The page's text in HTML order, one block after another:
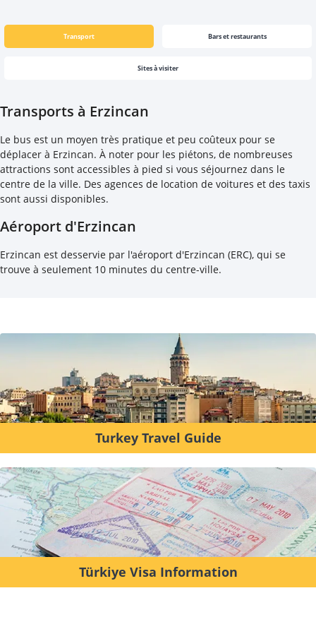
Transport Bars et restaurants
Sites à visiter
Transports à Erzincan
Le bus est un moyen très pratique et peu coûteux pour se
déplacer à Erzincan. À noter pour les piétons, de nombreuses
attractions sont accessibles à pied si vous séjournez dans le
centre de la ville. Des agences de location de voitures et des taxis
sont aussi disponibles.
Aéroport d'Erzincan
Erzincan est desservie par l'aéroport d'Erzincan (ERC), qui se
trouve à seulement 10 minutes du centre-ville.
Turkey Travel Guide
Türkiye Visa Information